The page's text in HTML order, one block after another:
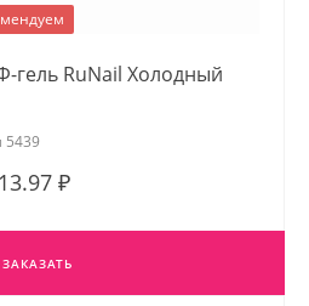
RuNail Холодный
5439
₽
ЗАКАЗАТЬ